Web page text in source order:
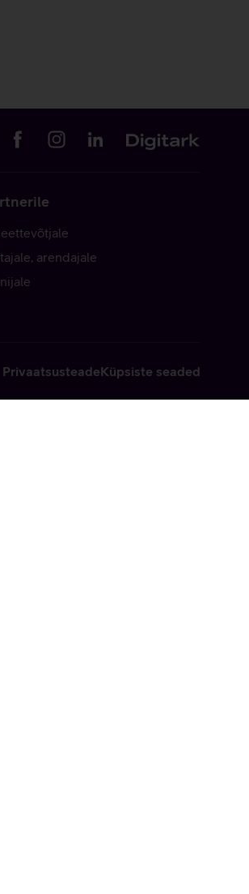
arendajale
PrivaatsusteadeKüpsiste seaded